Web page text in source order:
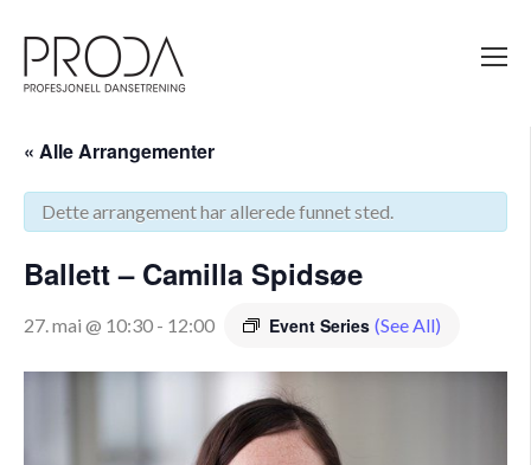
sidens
hovedinnhold
« Alle Arrangementer
Dette arrangement har allerede funnet sted.
Ballett – Camilla Spidsøe
27. mai @ 10:30 - 12:00 Event Series (See All)